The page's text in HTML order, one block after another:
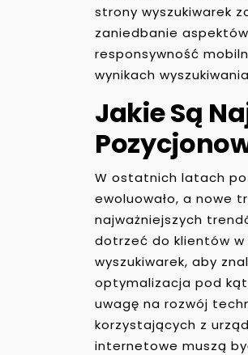
strony wyszukiwarek
zaniedbanie
responsywność
wynikach
Jakie Są
W ostatnich latach
ewoluowało, a nowe
najważniejszych
dotrzeć do klientów w
wyszukiwarek, aby
optymalizacja pod
uwagę na rozwój
korzystających z
internetowe muszą